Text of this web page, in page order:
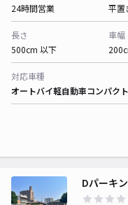
24時間営業
平置
長さ
500cm 以下
車幅
対応車種
オートバイ軽自動車コンパク
Dパーキ